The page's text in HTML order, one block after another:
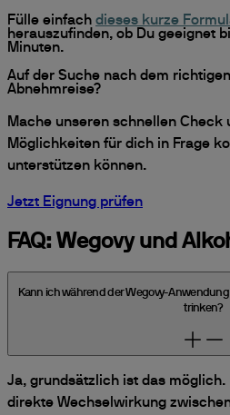
Fülle einfach dieses kurze
herauszufinden, ob Du geeignet
Minuten.
Auf der Suche nach dem
Abnehmreise?
Mache unseren schnellen Check
Möglichkeiten für dich in Frage
unterstützen können.
Jetzt Eignung prüfen
FAQ: Wegovy und
Kann ich während der Wegovy-Anwendung
trinken?
Ja, grundsätzlich ist das
direkte Wechselwirkung